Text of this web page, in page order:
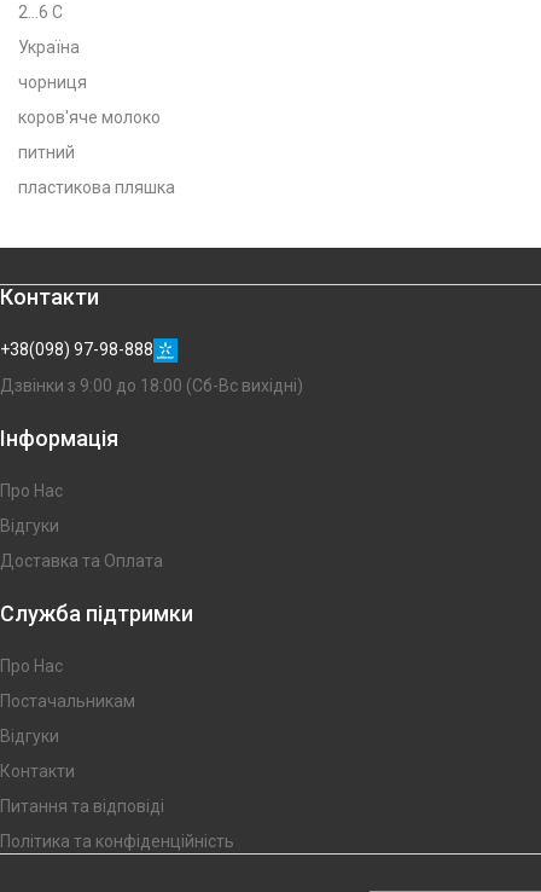
2...6 C
Україна
чорниця
коров'яче молоко
питний
пластикова пляшка
Контакти
+38(098) 97-98-888
Дзвінки з 9:00 до 18:00 (Сб-Вс вихідні)
Інформація
Про Нас
Відгуки
Доставка та Оплата
Служба підтримки
Про Нас
Постачальникам
Відгуки
Контакти
Питання та відповіді
Політика та конфіденційність